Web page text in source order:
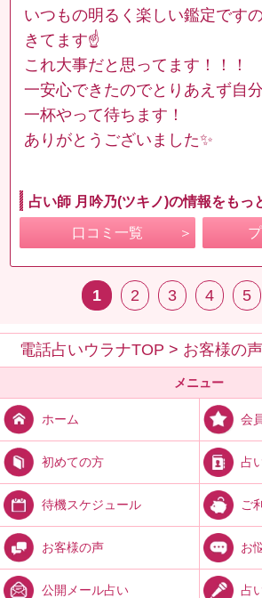
いつもの明るく楽しい鑑定です
きてます☝️
これ大事だと思ってます！！！
一安心できたのでとりあえず自
一杯やって待ちます！
ありがとうございました✨
占い師 月吟乃(ツキノ)の情報をもっ
口コミ一覧
1 2 3 4 5
電話占いウラナTOP > お客様の
メニュー
ホーム 会
初めての方 占
待機スケジュール ご
お客様の声 お
公開メール占い 占